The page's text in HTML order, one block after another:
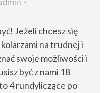
Jeżeli chcesz się
na trudnej i
swoje możliwości i
być z nami 18
4 rundyliczące po